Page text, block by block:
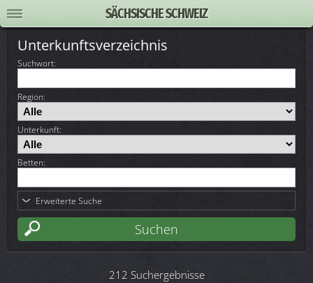
SÄCHSISCHE SCHWEIZ
Unterkunftsverzeichnis
Suchwort:
Region:
Unterkunft:
Betten:
Erweiterte Suche
212 Suchergebnisse